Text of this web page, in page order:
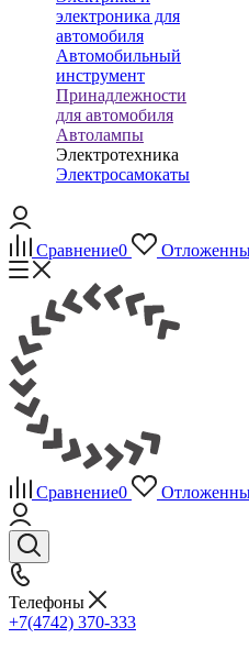
электроника для
автомобиля
Автомобильный
инструмент
Принадлежности
для автомобиля
Автолампы
Электротехника
Электросамокаты
Сравнение0
Сравнение0
Телефоны
+7(4742) 370-333